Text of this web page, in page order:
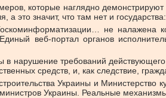
которые наглядно демонстрируют
а это значит, что там нет и государства:
не налажена
веб-портал органов
в нарушение требований
средств, и, как следствие,
Украины и
Украины. Реальные